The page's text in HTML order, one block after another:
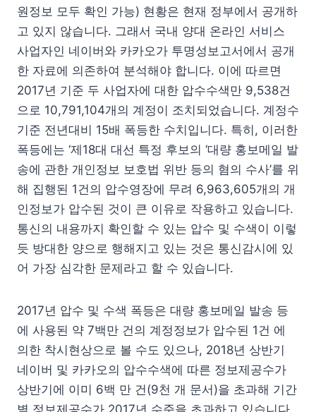
원정보 모두 확인 가능) 현황은 현재 정부에서 공개하
고 있지 않습니다. 그래서 국내 양대 온라인 서비스
사업자인 네이버와 카카오가 투명성보고서에서 공개
한 자료에 의존하여 분석해야 합니다. 이에 따르면
2017년 기준 두 사업자에 대한 압수수색만 9,538건
으로 10,791,104개의 계정이 조치되었습니다. 계정수
기준 전년대비 15배 폭등한 수치입니다. 특히, 이러한
폭등에는 ‘제18대 대선 특정 후보의 ‘대량 홍보메일 발
송에 관한 개인정보 보호법 위반 등의 혐의 수사’를 위
해 집행된 1건의 압수영장에 무려 6,963,605개의 개
인정보가 압수된 것이 큰 이유로 작용하고 있습니다.
통신의 내용까지 확인할 수 있는 압수 및 수색이 이렇
듯 방대한 양으로 행해지고 있는 것은 통신감시에 있
어 가장 심각한 문제라고 할 수 있습니다.
2017년 압수 및 수색 폭등은 대량 홍보메일 발송 등
에 사용된 약 7백만 건의 계정정보가 압수된 1건 에
의한 착시현상으로 볼 수도 있으나, 2018년 상반기
네이버 및 카카오의 압수수색에 따른 정보제공수가
상반기에 이미 6백 만 건(9천 개 문서)을 초과해 기간
별 정보제공수가 2017년 수준을 초과하고 있습니다.